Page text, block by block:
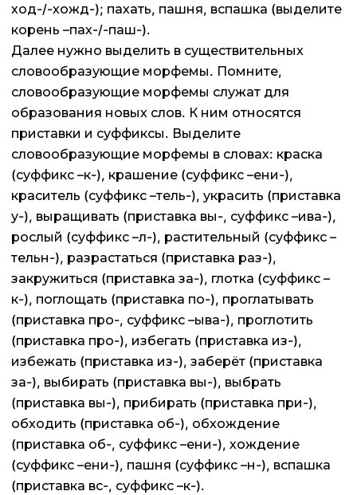
ход-/-хожд-); пахать, пашня, вспашка (выделите
корень –пах-/-паш-).
Далее нужно выделить в существительных
словообразующие морфемы. Помните,
словообразующие морфемы служат для
образования новых слов. К ним относятся
приставки и суффиксы. Выделите
словообразующие морфемы в словах: краска
(суффикс –к-), крашение (суффикс –ени-),
краситель (суффикс –тель-), украсить (приставка
у-), выращивать (приставка вы-, суффикс –ива-),
рослый (суффикс –л-), растительный (суффикс –
тельн-), разрастаться (приставка раз-),
закружиться (приставка за-), глотка (суффикс –
к-), поглощать (приставка по-), проглатывать
(приставка про-, суффикс –ыва-), проглотить
(приставка про-), избегать (приставка из-),
избежать (приставка из-), заберёт (приставка
за-), выбирать (приставка вы-), выбрать
(приставка вы-), прибирать (приставка при-),
обходить (приставка об-), обхождение
(приставка об-, суффикс –ени-), хождение
(суффикс –ени-), пашня (суффикс –н-), вспашка
(приставка вс-, суффикс –к-).